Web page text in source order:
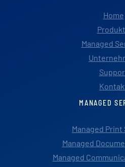
Home
Managed
MANAGED
Managed Print
Managed
Managed